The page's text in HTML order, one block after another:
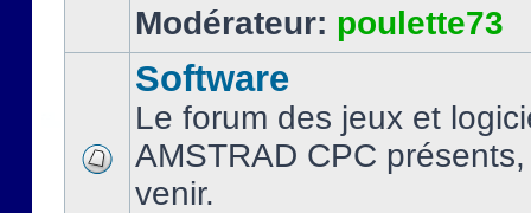
Modérateur: poulette73
Software
Le forum des jeux et
AMSTRAD CPC
venir.